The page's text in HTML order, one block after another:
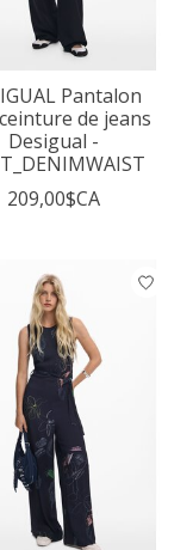
Pantalon
de jeans
Desigual -
209,00$CA